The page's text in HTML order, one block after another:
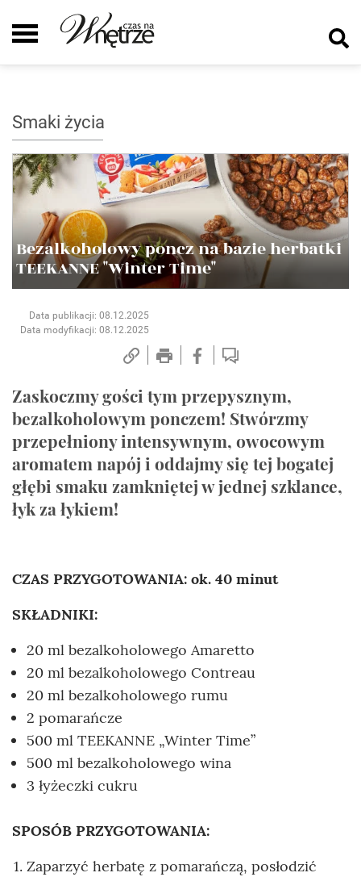
Smaki życia
Bezalkoholowy poncz na bazie herbatki
TEEKANNE "Winter Time"
Data publikacji: 08.12.2025
Data modyfikacji: 08.12.2025
Zaskoczmy gości tym przepysznym,
bezalkoholowym ponczem! Stwórzmy
przepełniony intensywnym, owocowym
aromatem napój i oddajmy się tej bogatej
głębi smaku zamkniętej w jednej szklance,
łyk za łykiem!
CZAS PRZYGOTOWANIA: ok. 40 minut
SKŁADNIKI:
20 ml bezalkoholowego Amaretto
20 ml bezalkoholowego Contreau
20 ml bezalkoholowego rumu
2 pomarańcze
500 ml TEEKANNE „Winter Time”
500 ml bezalkoholowego wina
3 łyżeczki cukru
SPOSÓB PRZYGOTOWANIA:
Zaparzyć herbatę z pomarańczą, posłodzić